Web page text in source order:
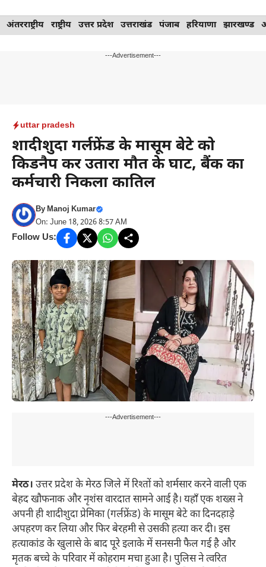
Skip
to
अंतरराष्ट्रीय राष्ट्रीय उत्तर प्रदेश उत्तराखंड पंजाब हरियाणा झारखण्ड
---Advertisement---
uttar pradesh
शादीशुदा गर्लफ्रेंड के मासूम बेटे को
किडनैप कर उतारा मौत के घाट, बैंक का
कर्मचारी निकला कातिल
ByManoj Kumar
On: June 18, 2026 8:57 AM
Follow Us:
---Advertisement---
मेरठ। उत्तर प्रदेश के मेरठ जिले में रिश्तों को शर्मसार करने वाली एक
बेहद खौफनाक और नृशंस वारदात सामने आई है। यहाँ एक शख्स ने
अपनी ही शादीशुदा प्रेमिका (गर्लफ्रेंड) के मासूम बेटे का दिनदहाड़े
अपहरण कर लिया और फिर बेरहमी से उसकी हत्या कर दी। इस
हत्याकांड के खुलासे के बाद पूरे इलाके में सनसनी फैल गई है और
मृतक बच्चे के परिवार में कोहराम मचा हुआ है। पुलिस ने त्वरित